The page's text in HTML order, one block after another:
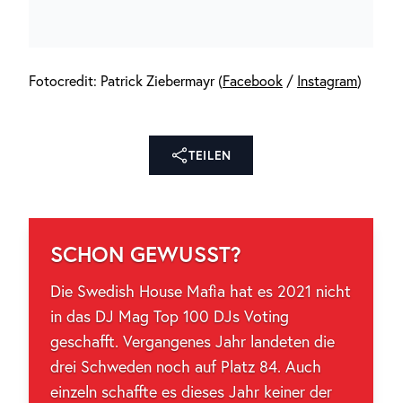
Fotocredit: Patrick Ziebermayr (Facebook / Instagram)
TEILEN
SCHON GEWUSST?
Die Swedish House Mafia hat es 2021 nicht
in das DJ Mag Top 100 DJs Voting
geschafft. Vergangenes Jahr landeten die
drei Schweden noch auf Platz 84. Auch
einzeln schaffte es dieses Jahr keiner der